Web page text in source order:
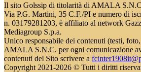
Il sito Golssip di titolarità di AMALA
Via P.G. Martini, 35 C.F./PI e numero di
n. 03179281203, è affiliato al network
Mediagroup S.p.a.
Unico responsabile dei contenuti (testi,
AMALA S.N.C. per ogni comunicazione
contenuti del Sito scrivere a
Copyright 2021-2026 © Tutti i diritti